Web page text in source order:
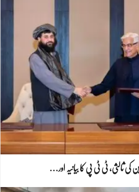
ثالثی، ٹی ٹی پی کا بیانیہ اور…